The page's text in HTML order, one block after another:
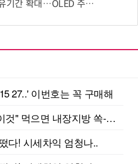
확대…OLED 주문량 늘었다